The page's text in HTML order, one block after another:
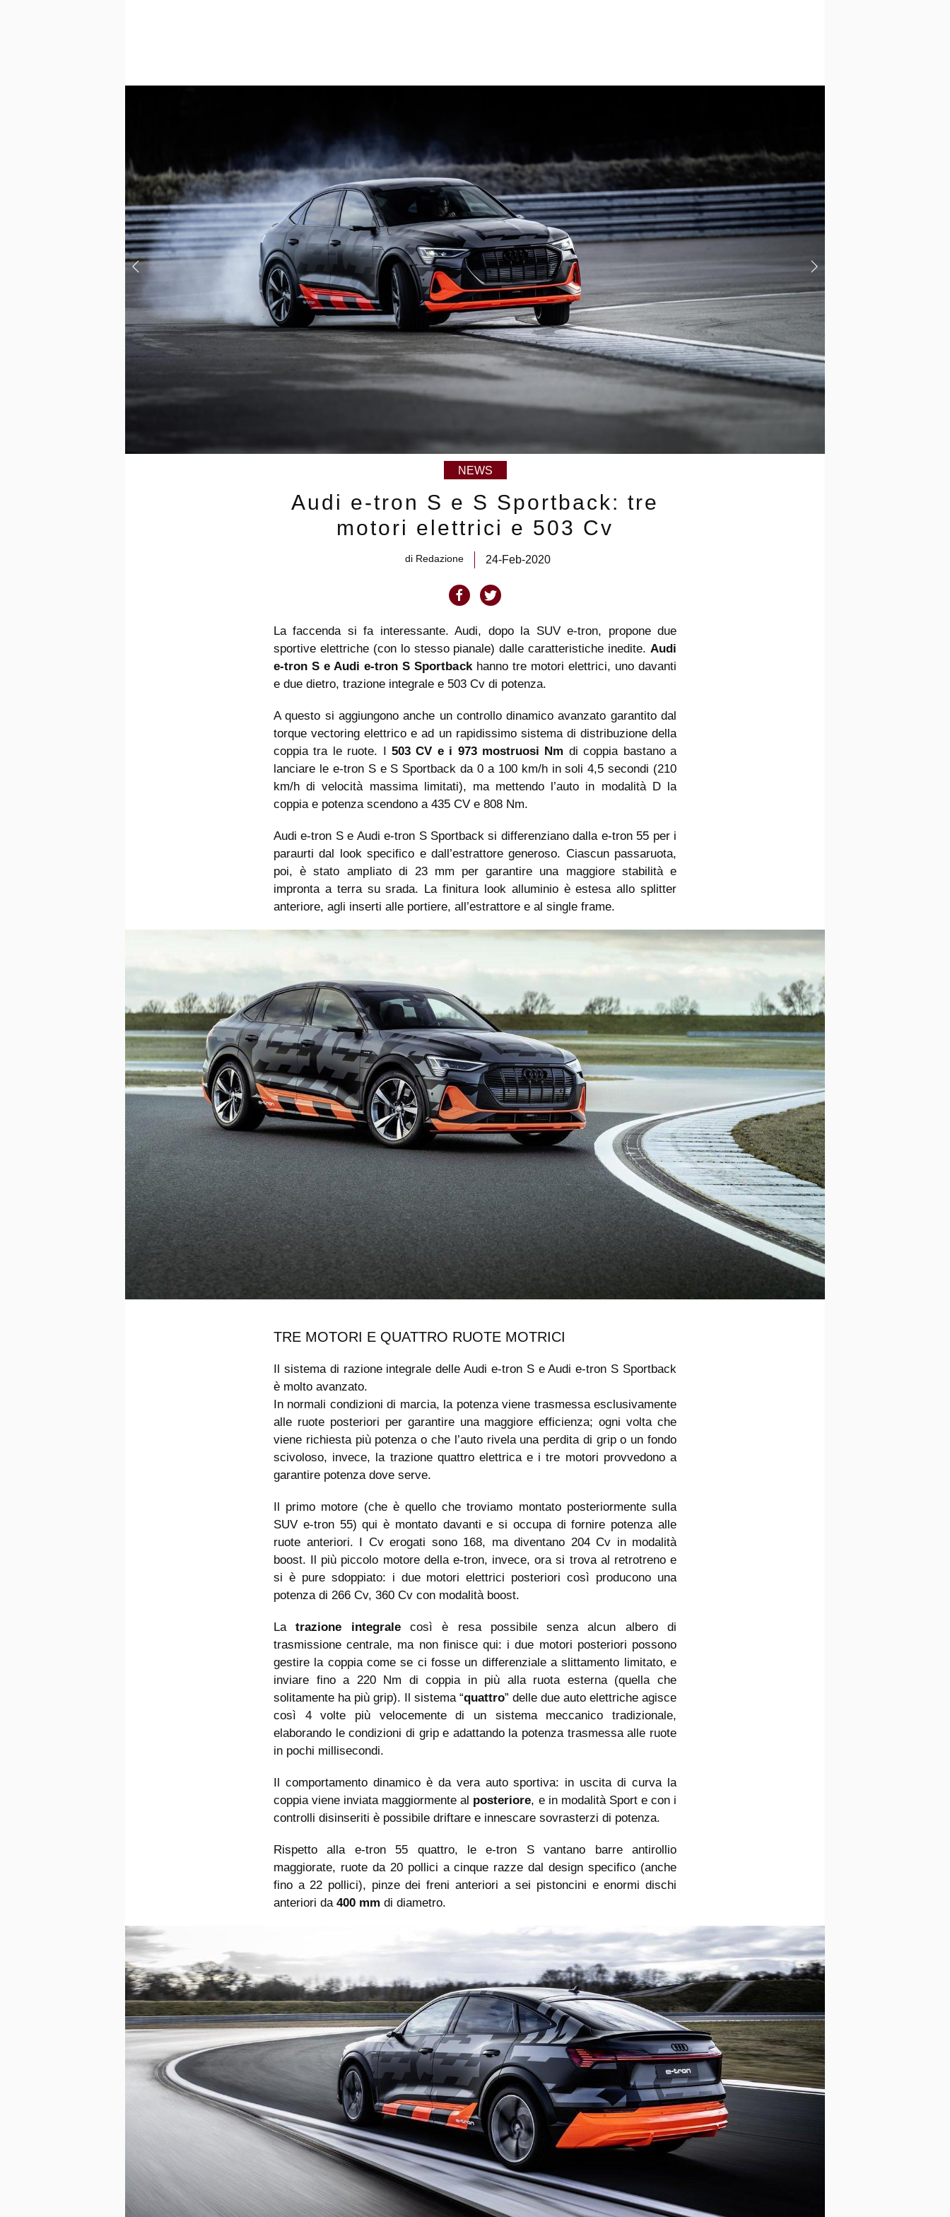
NEWS
Audi e-tron S e S Sportback: tre
motori elettrici e 503 Cv
di Redazione 24-Feb-2020
La faccenda si fa interessante. Audi, dopo la SUV e-tron, propone due
sportive elettriche (con lo stesso pianale) dalle caratteristiche inedite. Audi
e-tron S e Audi e-tron S Sportbackhanno tre motori elettrici, uno davanti
e due dietro, trazione integrale e 503 Cv di potenza.
A questo si aggiungono anche un controllo dinamico avanzato garantito dal
torque vectoring elettrico e ad un rapidissimo sistema di distribuzione della
coppia tra le ruote. I 503 CV e i 973 mostruosi Nm di coppia bastano a
lanciare le e-tron S e S Sportback da 0 a 100 km/h in soli 4,5 secondi (210
km/h di velocità massima limitati), ma mettendo l’auto in modalità D la
coppia e potenza scendono a 435 CV e 808 Nm.
Audi e-tron S e Audi e-tron S Sportback si differenziano dalla e-tron 55 per i
paraurti dal look specifico e dall’estrattore generoso. Ciascun passaruota,
poi, è stato ampliato di 23 mm per garantire una maggiore stabilità e
impronta a terra su srada. La finitura look alluminio è estesa allo splitter
anteriore, agli inserti alle portiere, all’estrattore e al single frame.
TRE MOTORI E QUATTRO RUOTE MOTRICI
Il sistema di razione integrale delle Audi e-tron S e Audi e-tron S Sportback
è molto avanzato.
In normali condizioni di marcia, la potenza viene trasmessa esclusivamente
alle ruote posteriori per garantire una maggiore efficienza; ogni volta che
viene richiesta più potenza o che l’auto rivela una perdita di grip o un fondo
scivoloso, invece, la trazione quattro elettrica e i tre motori provvedono a
garantire potenza dove serve.
Il primo motore (che è quello che troviamo montato posteriormente sulla
SUV e-tron 55) qui è montato davanti e si occupa di fornire potenza alle
ruote anteriori. I Cv erogati sono 168, ma diventano 204 Cv in modalità
boost. Il più piccolo motore della e-tron, invece, ora si trova al retrotreno e
si è pure sdoppiato: i due motori elettrici posteriori così producono una
potenza di 266 Cv, 360 Cv con modalità boost.
Latrazione integralecosì è resa possibile senza alcun albero di
trasmissione centrale, ma non finisce qui: i due motori posteriori possono
gestire la coppia come se ci fosse un differenziale a slittamento limitato, e
inviare fino a 220 Nm di coppia in più alla ruota esterna (quella che
solitamente ha più grip). Il sistema “quattro” delle due auto elettriche agisce
così 4 volte più velocemente di un sistema meccanico tradizionale,
elaborando le condizioni di grip e adattando la potenza trasmessa alle ruote
in pochi millisecondi.
Il comportamento dinamico è da vera auto sportiva: in uscita di curva la
coppia viene inviata maggiormente al posteriore, e in modalità Sport e con i
controlli disinseriti è possibile driftare e innescare sovrasterzi di potenza.
Rispetto alla e-tron 55 quattro, le e-tron S vantano barre antirollio
maggiorate, ruote da 20 pollici a cinque razze dal design specifico (anche
fino a 22 pollici), pinze dei freni anteriori a sei pistoncini e enormi dischi
anteriori da 400 mm di diametro.